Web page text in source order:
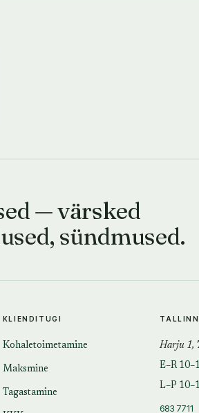
— värsked
sündmused.
KLIENDITUGI
Kohaletoimetamine
Maksmine
Tagastamine
Harju 1,
E–R
L–P
683 7711